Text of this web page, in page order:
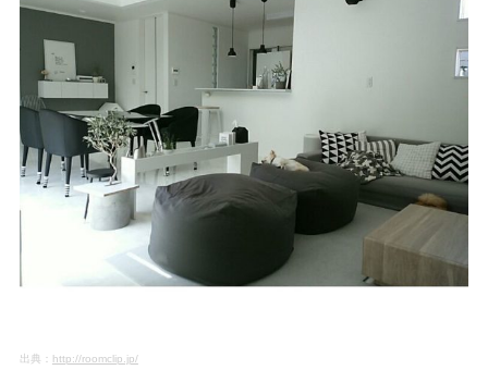
出典： http://roomclip.jp/